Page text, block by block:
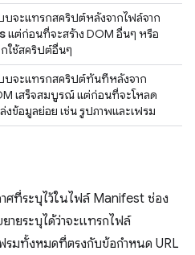
บจะแทรกสคริปต์หลังจากไฟล์จาก
แต่ก่อนที่จะสร้าง DOM อื่นๆ หรือ
กใช้สคริปต์อื่นๆ
บจะแทรกสคริปต์ทันทีหลังจาก
เสร็จสมบูรณ์ แต่ก่อนที่จะโหลด
งข้อมูลย่อย เช่น รูปภาพและเฟรม
ศที่ระบุไว้ในไฟล์ Manifest ช่อง
ายระบุได้ว่าจะแทรกไฟล์
รมทั้งหมดที่ตรงกับข้อกำหนด URL